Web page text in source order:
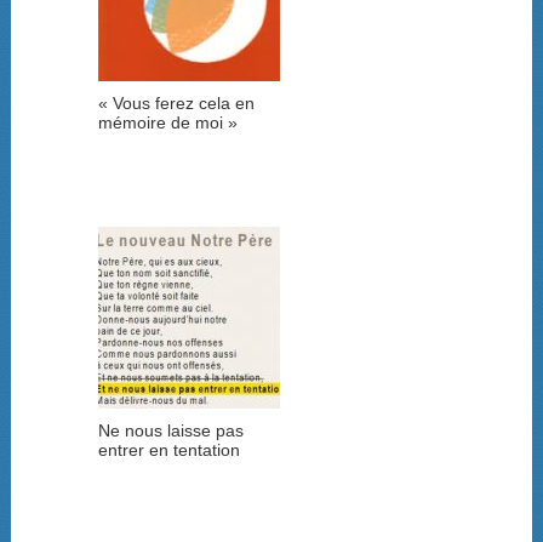
« Vous ferez cela en
mémoire de moi »
Ne nous laisse pas
entrer en tentation